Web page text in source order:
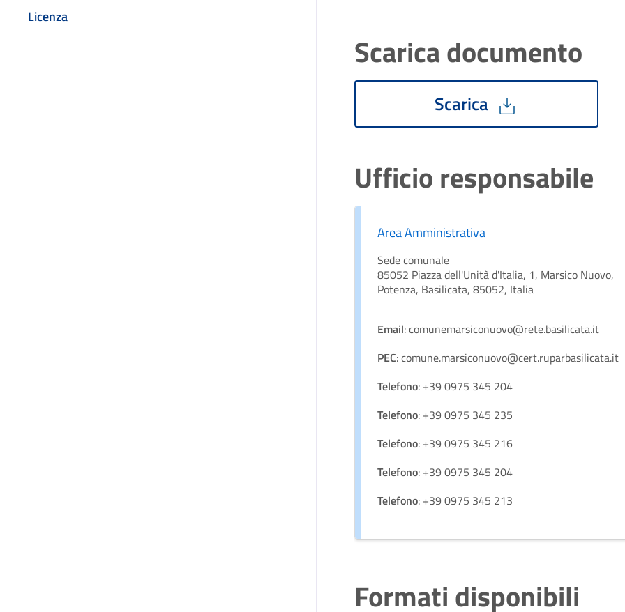
Licenza
Scarica documento
Scarica
Ufficio responsabile
Area Amministrativa
Sede comunale
85052 Piazza dell'Unità d'Italia, 1, Marsico Nuovo,
Potenza, Basilicata, 85052, Italia
Email: comunemarsiconuovo@rete.basilicata.it
PEC: comune.marsiconuovo@cert.ruparbasilicata.it
Telefono: +39 0975 345 204
Telefono: +39 0975 345 235
Telefono: +39 0975 345 216
Telefono: +39 0975 345 204
Telefono: +39 0975 345 213
Formati disponibili